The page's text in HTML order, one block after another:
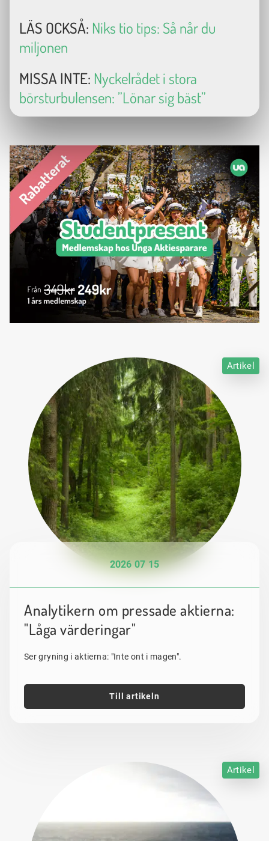
LÄS OCKSÅ: Niks tio tips: Så når du
miljonen
MISSA INTE: Nyckelrådet i stora
börsturbulensen: ”Lönar sig bäst”
Artikel
2026 07 15
Analytikern om pressade aktierna:
"Låga värderingar"
Ser gryning i aktierna: "Inte ont i magen".
Till artikeln
Artikel